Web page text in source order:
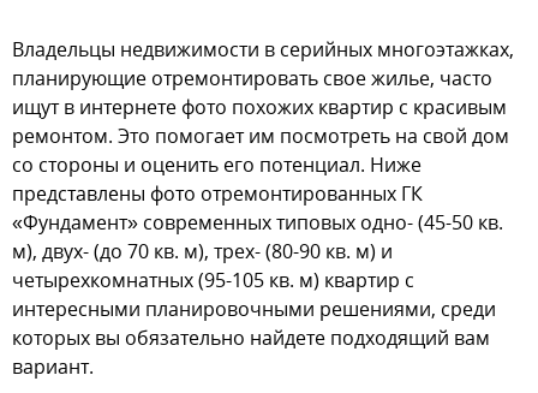
Владельцы недвижимости в серийных многоэтажках,
планирующие отремонтировать свое жилье, часто
ищут в интернете фото похожих квартир с красивым
ремонтом. Это помогает им посмотреть на свой дом
со стороны и оценить его потенциал. Ниже
представлены фото отремонтированных ГК
«Фундамент» современных типовых одно- (45-50 кв.
м), двух- (до 70 кв. м), трех- (80-90 кв. м) и
четырехкомнатных (95-105 кв. м) квартир с
интересными планировочными решениями, среди
которых вы обязательно найдете подходящий вам
вариант.